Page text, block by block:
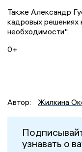
Также Александр
кадровых решениях
необходимости".
0+
Автор: Жилкина
узнавать о